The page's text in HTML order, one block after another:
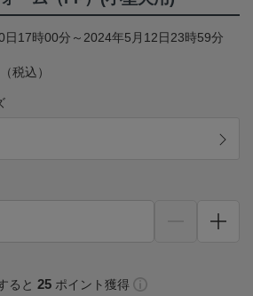
日17時00分～2024年5月12日23時59分
（税込）
ると 25 ポイント獲得